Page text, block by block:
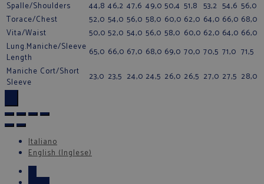
Spalle/Shoulders
44,8 46,2 47,6 49,0 50,4 51,8 53,2 54,6 56,0
Torace/Chest
52,0 54,0 56,0 58,0 60,0 62,0 64,0 66,0 68,0
Vita/Waist
50,0 52,0 54,0 56,0 58,0 60,0 62,0 64,0 66,0
Lung.Maniche/Sleeve
Length
65,0 66,0 67,0 68,0 69,0 70,0 70,5 71,0 71,5
Maniche Cort/Short
Sleeve
23,0 23,5 24,0 24,5 26,0 26,5 27,0 27,5 28,0
Italiano
English(Inglese)